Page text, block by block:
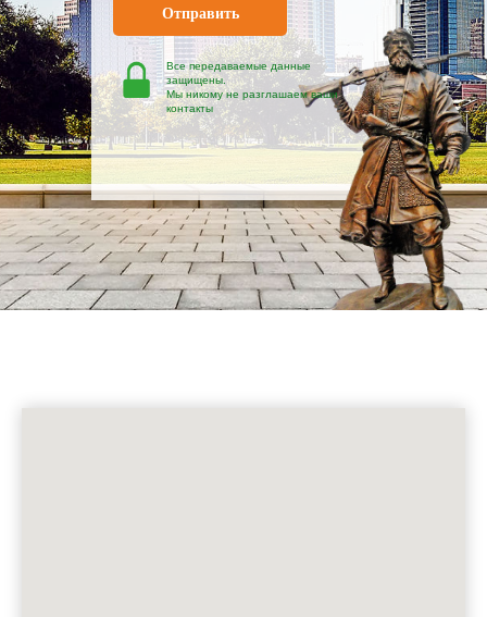
Все передаваемые данные
защищены.
Мы никому не разглашаем ваши
контакты
Отправить